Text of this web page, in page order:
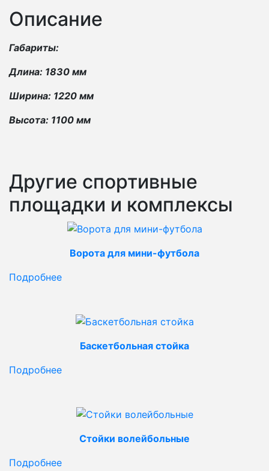
Описание
Габариты:
Длина: 1830 мм
Ширина: 1220 мм
Высота: 1100 мм
Другие спортивные
площадки и комплексы
Ворота для мини-футбола
Подробнее
Баскетбольная стойка
Подробнее
Стойки волейбольные
Подробнее